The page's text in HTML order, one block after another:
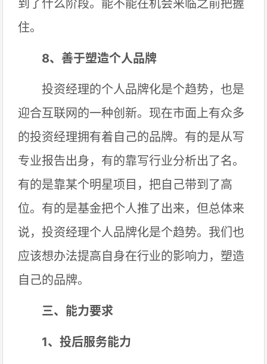
到了什么阶段。能不能在机会来临之前把握
住。
8、善于塑造个人品牌
投资经理的个人品牌化是个趋势，也是
迎合互联网的一种创新。现在市面上有众多
的投资经理拥有着自己的品牌。有的是从写
专业报告出身，有的靠写行业分析出了名。
有的是靠某个明星项目，把自己带到了高
位。有的是基金把个人推了出来，但总体来
说，投资经理个人品牌化是个趋势。我们也
应该想办法提高自身在行业的影响力，塑造
自己的品牌。
三、能力要求
1、投后服务能力